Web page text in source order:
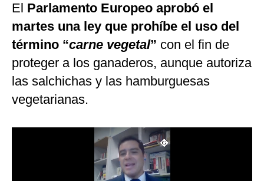
EEUU
México
El Parlamento Europeo aprobó el
martes una ley que prohíbe el uso del
término “carne vegetal” con el fin de
proteger a los ganaderos, aunque autoriza
las salchichas y las hamburguesas
vegetarianas.